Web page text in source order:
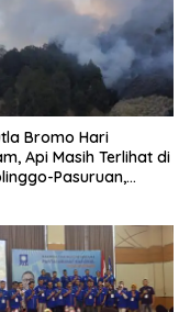
Bromo Hari
Api Masih Terlihat di
Pasuruan,